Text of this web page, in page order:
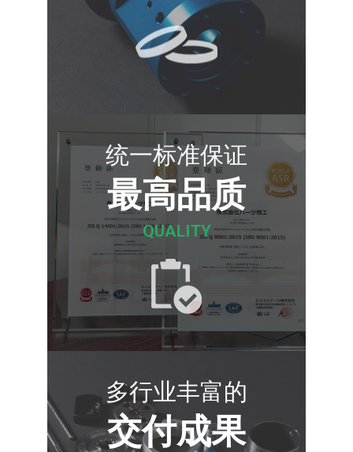
统一标准保证
最高品质
QUALITY
多行业丰富的
交付成果